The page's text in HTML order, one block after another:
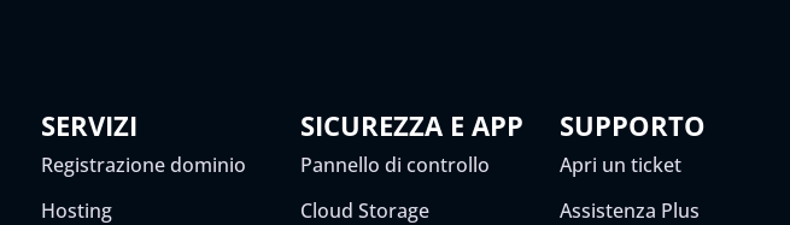
SERVIZI
Registrazione dominio
Hosting
SICUREZZA E APP
Pannello di controllo
Cloud Storage
SUPPORTO
Apri un ticket
Assistenza Plus